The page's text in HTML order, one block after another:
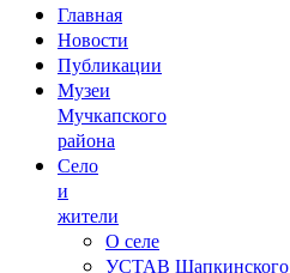
Главная
Новости
Публикации
Музеи
Мучкапского
района
Село
и
жители
О селе
УСТАВ Шапкинского